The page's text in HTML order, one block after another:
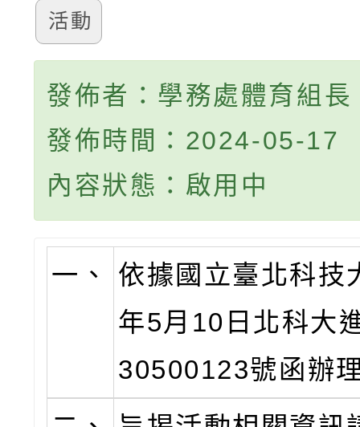
活動
發佈者：學務處體育組長
發佈時間：2024-05-17
內容狀態：啟用中
一、
依據國立臺北科技
年5月10日北科大
30500123號函辦